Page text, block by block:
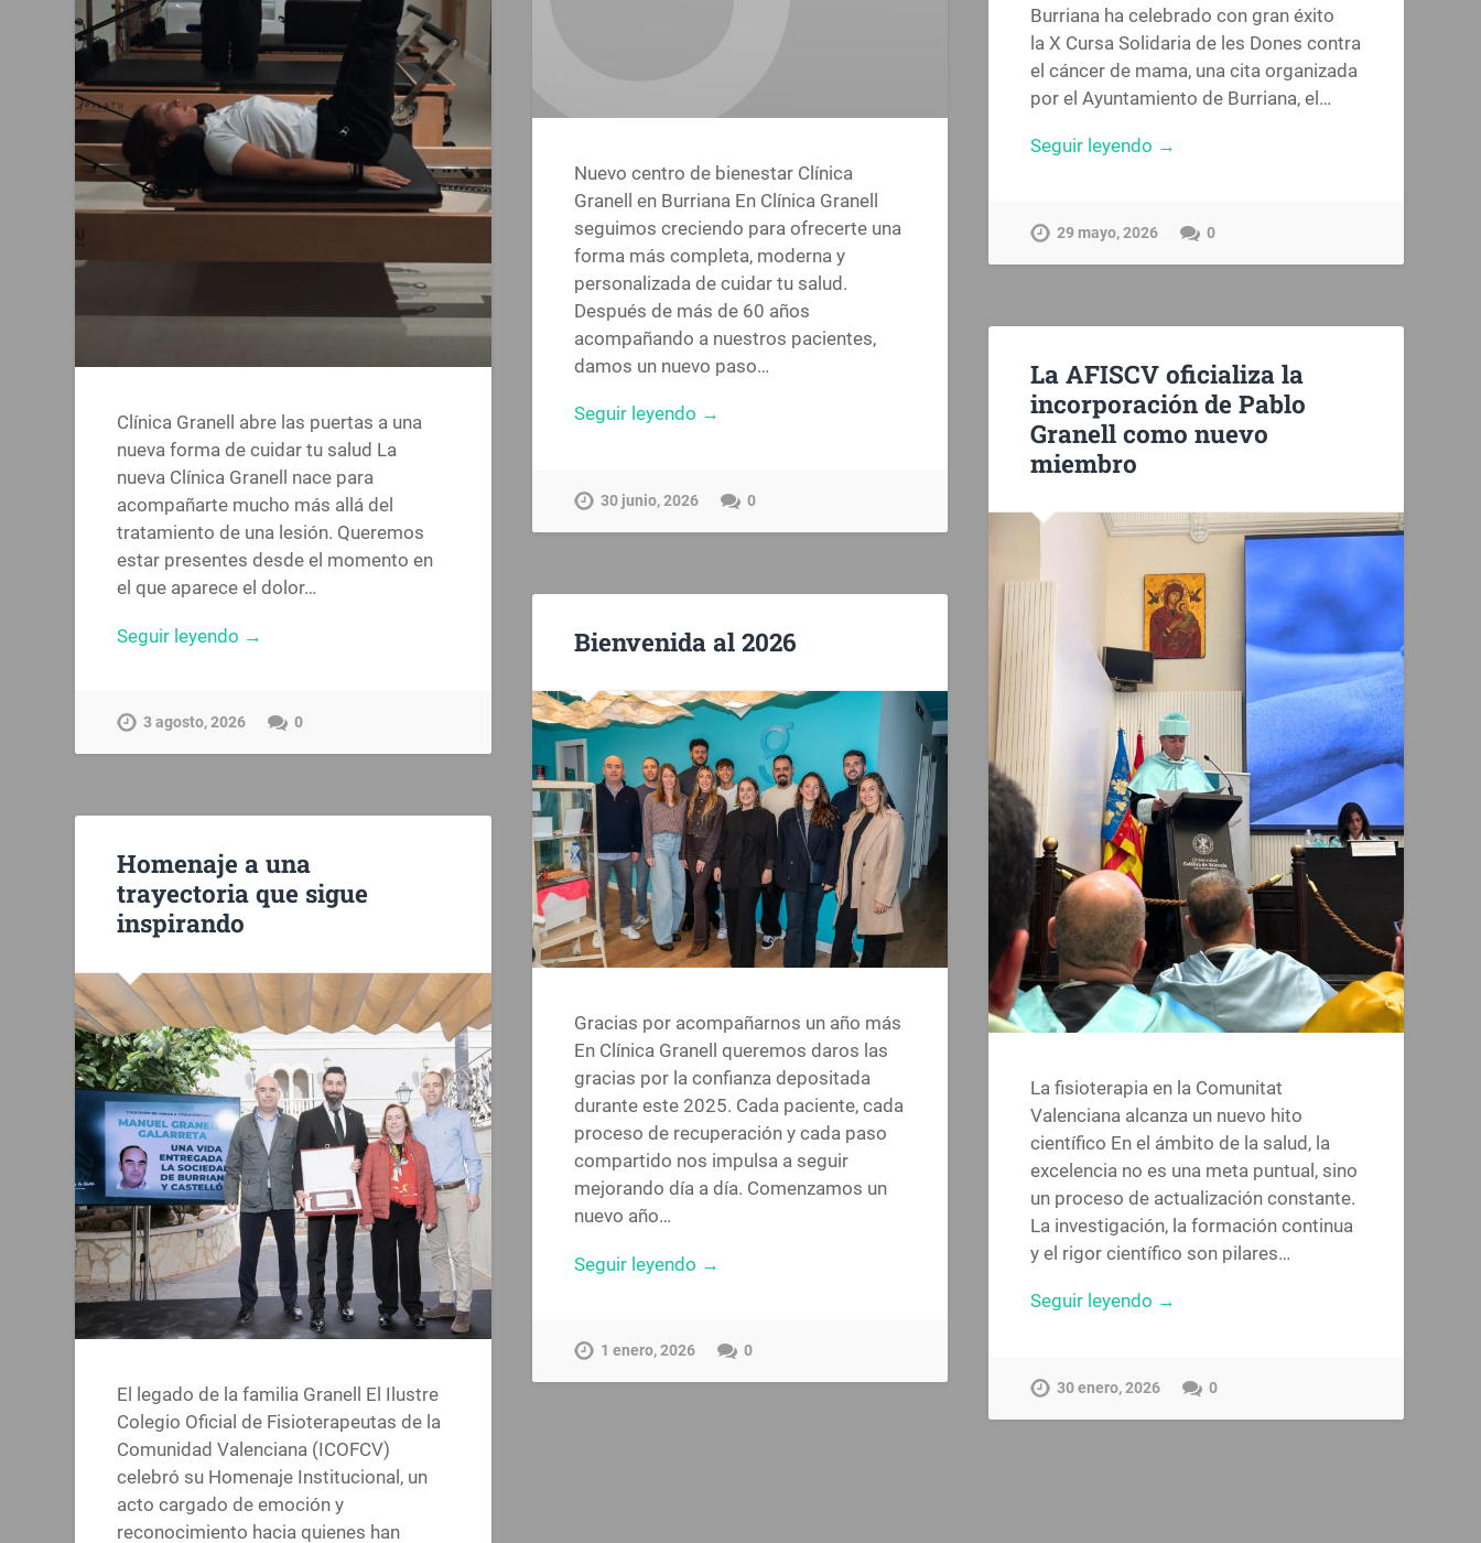
Clínica Granell abre las puertas a una
nueva forma de cuidar tu salud La
nueva Clínica Granell nace para
acompañarte mucho más allá del
tratamiento de una lesión. Queremos
estar presentes desde el momento en
el que aparece el dolor…
Seguir leyendo →
3 agosto, 2026 0
Nuevo centro de bienestar Clínica
Granell en Burriana En Clínica Granell
seguimos creciendo para ofrecerte una
forma más completa, moderna y
personalizada de cuidar tu salud.
Después de más de 60 años
acompañando a nuestros pacientes,
damos un nuevo paso…
Seguir leyendo →
30 junio, 2026 0
Burriana ha celebrado con gran éxito
la X Cursa Solidaria de les Dones contra
el cáncer de mama, una cita organizada
por el Ayuntamiento de Burriana, el…
Seguir leyendo →
29 mayo, 2026 0
La AFISCV oficializa la
incorporación de Pablo
Granell como nuevo
miembro
La fisioterapia en la Comunitat
Valenciana alcanza un nuevo hito
científico En el ámbito de la salud, la
excelencia no es una meta puntual, sino
un proceso de actualización constante.
La investigación, la formación continua
y el rigor científico son pilares…
Seguir leyendo →
30 enero, 2026 0
Bienvenida al 2026
Gracias por acompañarnos un año más
En Clínica Granell queremos daros las
gracias por la confianza depositada
durante este 2025. Cada paciente, cada
proceso de recuperación y cada paso
compartido nos impulsa a seguir
mejorando día a día. Comenzamos un
nuevo año…
Seguir leyendo →
1 enero, 2026 0
Homenaje a una
trayectoria que sigue
inspirando
El legado de la familia Granell El Ilustre
Colegio Oficial de Fisioterapeutas de la
Comunidad Valenciana (ICOFCV)
celebró su Homenaje Institucional, un
acto cargado de emoción y
reconocimiento hacia quienes han